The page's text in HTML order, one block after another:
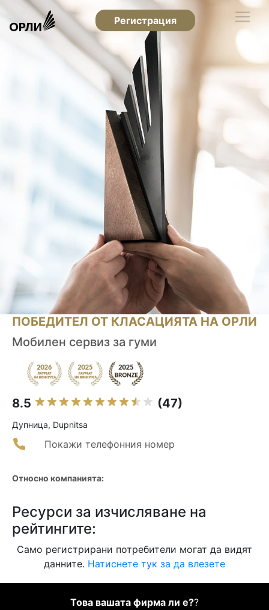
Регистрация
ПОБЕДИТЕЛ ОТ КЛАСАЦИЯТА НА ОРЛИ
Мобилен сервиз за гуми
8.5 (47)
Дупница, Dupnitsa
Покажи телефонния номер
Относно компанията:
Ресурси за изчисляване на
рейтингите:
Само регистрирани потребители могат да видят
данните. Натиснете тук за да влезете
Това вашата фирма ли е??